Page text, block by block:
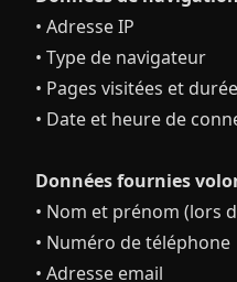
• Adresse IP
• Type de navigateur
• Pages visitées et
• Date et heure de
Données fournies
• Nom et prénom (lors
• Numéro de téléphone
• Adresse email